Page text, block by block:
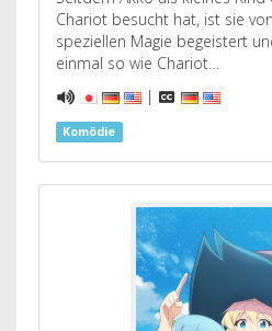
Chariot besucht hat, ist sie
speziellen Magie begeistert
einmal so wie Chariot…
|
Komödie